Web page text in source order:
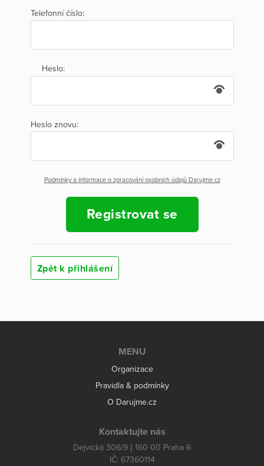
Telefonní číslo:
Heslo:
Heslo znovu:
Podmínky a informace o zpracování osobních údajů Darujme.cz
Registrovat se
Zpět k přihlášení
MENU
Organizace
Pravidla & podmínky
O Darujme.cz
Kontaktujte nás
Dejvická 306/9 | 160 00 Praha 6
IČ: 67360114